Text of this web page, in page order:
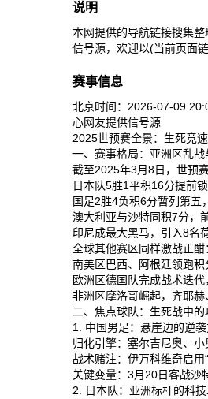
说明
本网提供的导航链接搜集
信号源，欢迎以(当前页面
赛事信息
北京时间：2026-07-09
心网友提供信号源
2025世预赛全景：生死竞
一、赛事格局：亚洲区乱
截至2025年3月8日，世预
日本队‌5胜1平积16分提前
国足‌2胜4负积6分暂列第五
澳大利亚‌与‌沙特‌同积7分，
印尼‌成最大黑马，引入8名
全球其他赛区同样激战正酣
南美区‌巴西、阿根廷领跑
欧洲区‌德国队完成战术迭
非洲区‌摩洛哥崛起，齐耶
二、焦点球队：生死战中
1. 中国男足：悬崖边的逆
归化引擎‌：塞尔吉尼奥、
战术赌注‌：伊万科维奇启
关键变量‌：3月20日客战沙
2. 日本队：亚洲标杆的科